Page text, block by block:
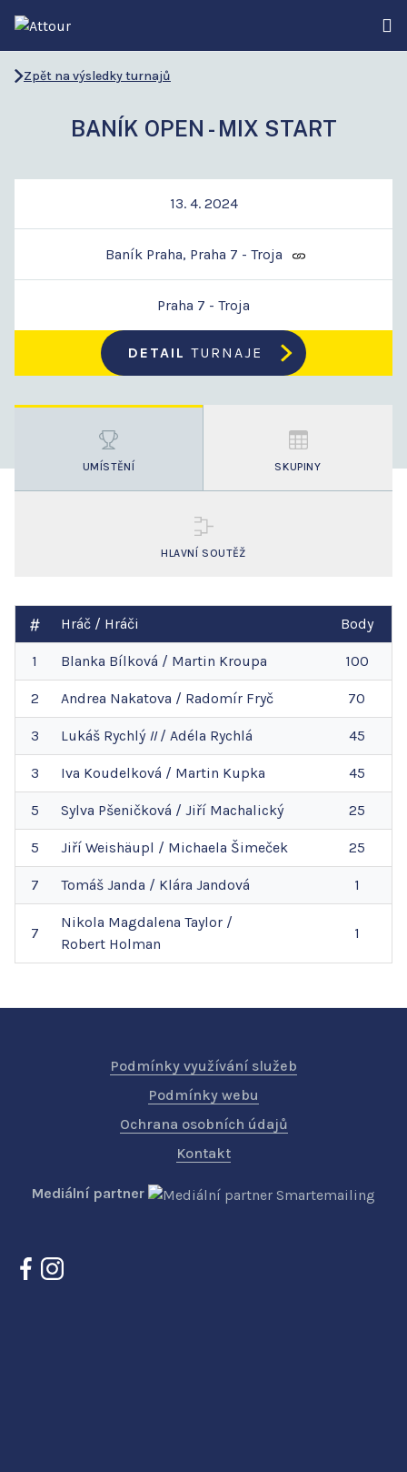
Zpět na výsledky turnajů
BANÍK OPEN - MIX START
13. 4. 2024
Baník Praha, Praha 7 - Troja
Praha 7 - Troja
DETAIL TURNAJE
UMÍSTĚNÍ SKUPINY
HLAVNÍ SOUTĚŽ
Hráč / Hráči Body
1 Blanka Bílková / Martin Kroupa 100
2 Andrea Nakatova / Radomír Fryč 70
3 Lukáš Rychlý II/ Adéla Rychlá 45
3 Iva Koudelková / Martin Kupka 45
5 Sylva Pšeničková / Jiří Machalický 25
5 Jiří Weishäupl / Michaela Šimeček 25
7 Tomáš Janda / Klára Jandová 1
7
Nikola Magdalena Taylor /
Robert Holman
1
Podmínky využívání služeb
Podmínky webu
Ochrana osobních údajů
Kontakt
Mediální partner